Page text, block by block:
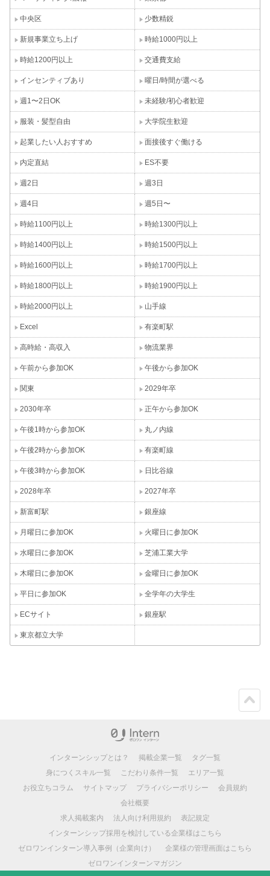
中央区 少数精鋭
新規事業立ち上げ 時給1000円以上
時給1200円以上 交通費支給
インセンティブあり 曜日/時間が選べる
週1〜2日OK 未経験/初心者歓迎
服装・髪型自由 大学院生歓迎
起業したい人おすすめ 面接後すぐ働ける
内定直結 ES不要
週2日 週3日
週4日 週5日〜
時給1100円以上 時給1300円以上
時給1400円以上 時給1500円以上
時給1600円以上 時給1700円以上
時給1800円以上 時給1900円以上
時給2000円以上 山手線
Excel 有楽町駅
高時給・高収入 物流業界
午前から参加OK 午後から参加OK
関東 2029年卒
2030年卒 正午から参加OK
午後1時から参加OK 丸ノ内線
午後2時から参加OK 有楽町線
午後3時から参加OK 日比谷線
2028年卒 2027年卒
新富町駅 銀座線
月曜日に参加OK 火曜日に参加OK
水曜日に参加OK 芝浦工業大学
木曜日に参加OK 金曜日に参加OK
平日に参加OK 全学年の大学生
ECサイト 銀座駅
東京都立大学
インターンシップとは？ 掲載企業一覧
タグ一覧
身につくスキル一覧
こだわり条件一覧
エリア一覧
お役立ちコラム
サイトマップ プライバシーポリシー
会員規約
会社概要
求人掲載案内
法人向け利用規約
表記規定
インターンシップ採用を検討している企業様はこちら
ゼロワンインターン導入事例（企業向け）
企業様の管理画面はこちら
ゼロワンインターンマガジン